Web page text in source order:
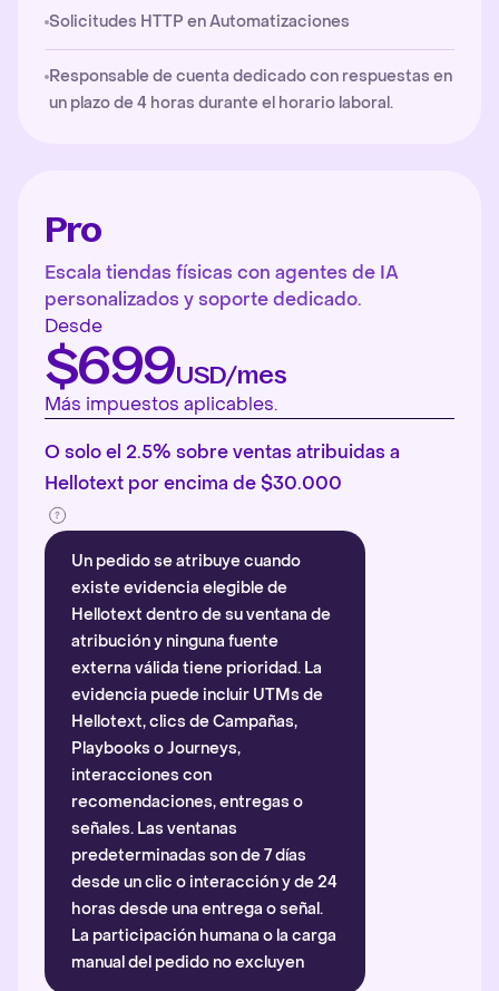
Solicitudes HTTP en Automatizaciones
Responsable de cuenta dedicado con respuestas en
un plazo de 4 horas durante el horario laboral.
Pro
Escala tiendas físicas con agentes de IA
personalizados y soporte dedicado.
Desde
$699USD/mes
Más impuestos aplicables.
O solo el 2.5% sobre ventas atribuidas a
Hellotext por encima de $30.000
Un pedido se atribuye cuando
existe evidencia elegible de
Hellotext dentro de su ventana de
atribución y ninguna fuente
externa válida tiene prioridad. La
evidencia puede incluir UTMs de
Hellotext, clics de Campañas,
Playbooks o Journeys,
interacciones con
recomendaciones, entregas o
señales. Las ventanas
predeterminadas son de 7 días
desde un clic o interacción y de 24
horas desde una entrega o señal.
La participación humana o la carga
manual del pedido no excluyen